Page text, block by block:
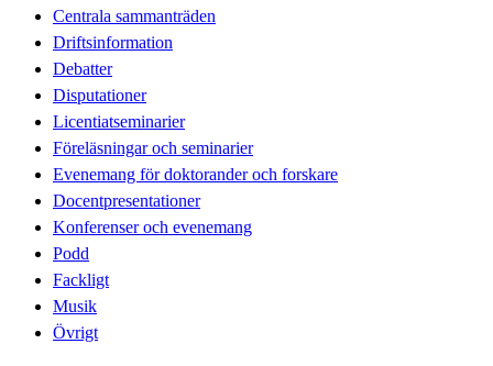
Centrala sammanträden
Driftsinformation
Debatter
Disputationer
Licentiatseminarier
Föreläsningar och seminarier
Evenemang för doktorander och forskare
Docentpresentationer
Konferenser och evenemang
Podd
Fackligt
Musik
Övrigt